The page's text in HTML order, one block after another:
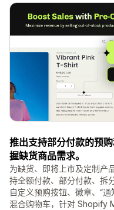
推出支持部分付款的预
握缺货商品需求。
为缺货、即将上市及定制产
持全额付款、部分付款、拆
自定义预购按钮、徽章、“
混合购物车，针对 Shopify